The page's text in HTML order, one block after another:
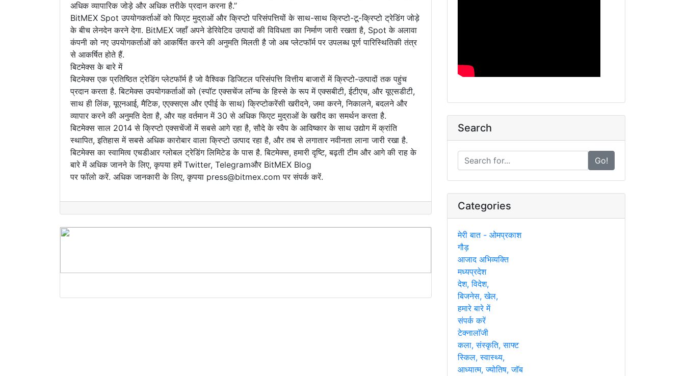
अधिक व्यापारिक जोड़े और अधिक तरीके प्रदान करना है.’’
BitMEX Spot उपयोगकर्ताओं को फिएट मुद्राओं और क्रिप्टो परिसंपत्तियों के साथ-साथ क्रिप्टो-टू-क्रिप्टो ट्रेडिंग जोड़े
के बीच लेनदेन करने देगा. BitMEX जहाँ अपने डेरिवेटिव उत्पादों की विविधता का निर्माण जारी रखता है, Spot के अलावा
कंपनी को नए उपयोगकर्ताओं को आकर्षित करने की अनुमति मिलती है जो अब प्लेटफॉर्म पर उपलब्ध पूर्ण पारिस्थितिकी तंत्र
से आकर्षित होते हैं.
बिटमेक्स के बारे में
बिटमेक्स एक प्रतिष्ठित ट्रेडिंग प्लेटफॉर्म है जो वैश्विक डिजिटल परिसंपत्ति वित्तीय बाजारों में क्रिप्टो-उत्पादों तक पहुंच
प्रदान करता है. बिटमेक्स उपयोगकर्ताओं को (स्पॉट एक्सचेंज लॉन्च के हिस्से के रूप में एक्सबीटी, ईटीएच, और यूएसडीटी,
साथ ही लिंक, यूएनआई, मैटिक, एएक्सएस और एपीई के साथ) क्रिप्टोकरेंसी खरीदने, जमा करने, निकालने, बदलने और
व्यापार करने की अनुमति देता है, और यह वर्तमान में 30 से अधिक फिएट मुद्राओं के खरीद का समर्थन करता है.
बिटमेक्स साल 2014 से क्रिप्टो एक्सचेंजों में सबसे आगे रहा है, सौदे के स्वैप के आविष्कार के साथ उद्योग में क्रांति
स्थापित, इतिहास में सबसे अधिक कारोबार वाला क्रिप्टो उत्पाद रहा है, और तब से लगातार नवीनता लाना जारी रखा है.
बिटमेक्स का स्वामित्व एचडीआर ग्लोबल ट्रेडिंग लिमिटेड के पास है. बिटमेक्स, हमारी दृष्टि, बढ़ती टीम और आगे की राह के
बारे में अधिक जानने के लिए, कृपया हमें Twitter, Telegramऔर BitMEX Blog
पर फॉलो करें. अधिक जानकारी के लिए, कृपया press@bitmex.com पर संपर्क करें.
Search
Go!
Categories
मेरी बात - ओमप्रकाश
गौड़
आजाद अभिव्यक्ति
मध्यप्रदेश
देश, विदेश,
बिजनेस, खेल,
हमारे बारे में
संपर्क करें
टेक्नालाॅजी
कला, संस्कृति, साफ्ट
स्किल, स्वास्थ्य,
आध्यात्म, ज्योतिष, जाॅब